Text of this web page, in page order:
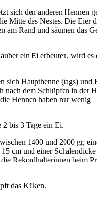
sich den anderen Hennen
Mitte des Nestes. Die Eier
am Rand und säumen das
ein Ei erbeuten, wird es
sich Haupthenne (tags) und
nach dem Schlüpfen in der
Hennen haben nur wenig
2 bis 3 Tage ein Ei.
1400 und 2000 gr,
cm und einer
Rekordhalterinnen beim
das Küken.